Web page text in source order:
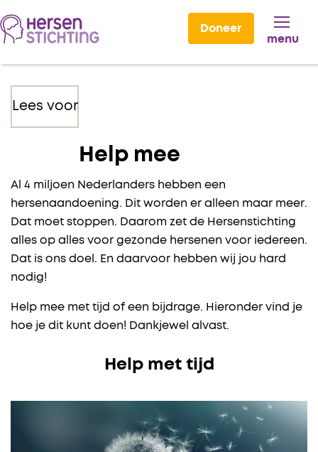
Doneer
menu
Lees voor
Help mee
Al 4 miljoen Nederlanders hebben een
hersenaandoening. Dit worden er alleen maar meer.
Dat moet stoppen. Daarom zet de Hersenstichting
alles op alles voor gezonde hersenen voor iedereen.
Dat is ons doel. En daarvoor hebben wij jou hard
nodig!
Help mee met tijd of een bijdrage. Hieronder vind je
hoe je dit kunt doen! Dankjewel alvast.
Help met tijd